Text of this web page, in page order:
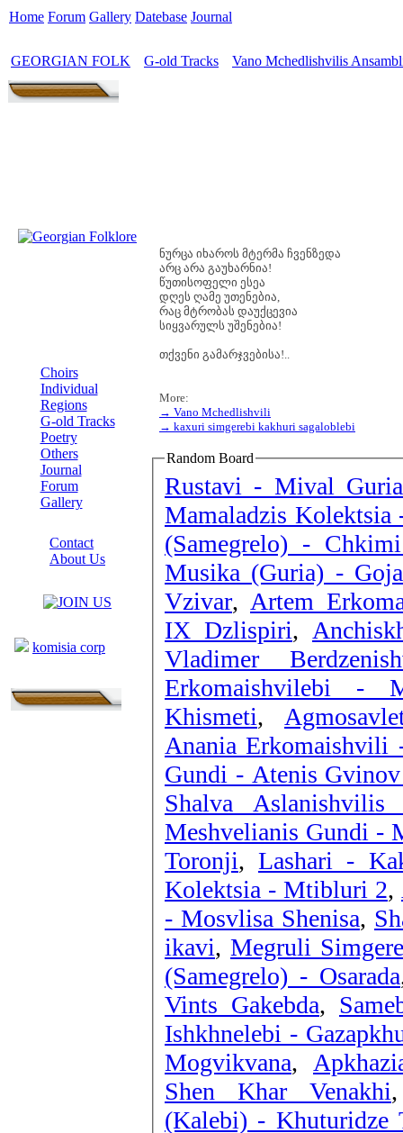
Home Forum Gallery Datebase Journal
GEORGIAN FOLK G-old Tracks Vano Mchedlishvilis
Choirs
Individual
Regions
G-old Tracks
Poetry
Others
Journal
Forum
Gallery
Contact
About Us
komisia corp
ნურცა იხაროს მტერმა ჩვენზედა
არც არა გაუხარნია!
წუთისოფელი ესეა
დღეს ღამე უთენებია,
რაც მტრობას დაუქცევია
სიყვარულს უშენებია!
თქვენი გამარჯვებისა!..
More:
→ Vano Mchedlishvili
→ kaxuri simgerebi kakhuri sagaloblebi
Random Board
Rustavi - Mival
Mamaladzis Kolektsia
(Samegrelo) -
Musika (Guria) -
Vzivar, Artem
IX Dzlispiri,
Vladimer
Erkomaishvilebi -
Khismeti,
Anania Erkomaishvili
Gundi - Atenis
Shalva
Meshvelianis Gundi -
Toronji, Lashari -
Kolektsia - Mtibluri 2,
- Mosvlisa Shenisa,
ikavi, Megruli
(Samegrelo) - Osarada
Vints Gakebda,
Ishkhnelebi -
Mogvikvana,
Shen Khar Venakhi
(Kalebi) - Khuturidze